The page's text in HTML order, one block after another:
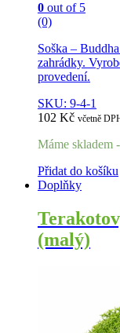
0 out of 5
(0)
Soška –
zahrádky.
provedení.
SKU: 9-4-1
102 Kč včetně
Máme skladem
Přidat do košíku
Doplňky
(malý)